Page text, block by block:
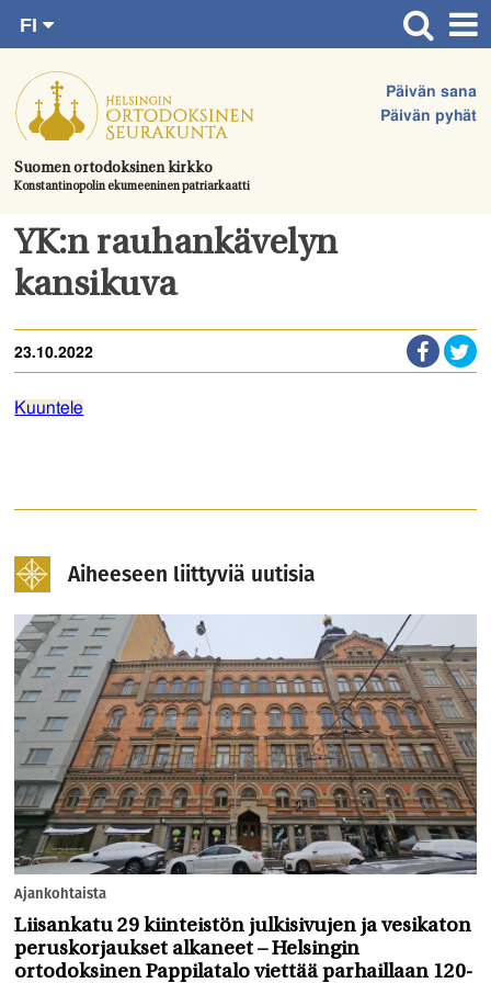
suoraan
sisältöön.
Suomen ortodoksinen kirkko
Konstantinopolin ekumeeninen patriarkaatti
Päivän sana
Päivän pyhät
FI
SV
EN
UA
Etusivu
Ajankohtaista
Juhlat & toimitukset
Kirkot
Apua & tukea
Hautausmaa
Yhteystiedot
YK:n rauhankävelyn
kansikuva
23.10.2022
Kuuntele
Aiheeseen liittyviä uutisia
Ajankohtaista
Liisankatu 29 kiinteistön julkisivujen ja vesikaton
peruskorjaukset alkaneet – Helsingin
ortodoksinen Pappilatalo viettää parhaillaan 120-